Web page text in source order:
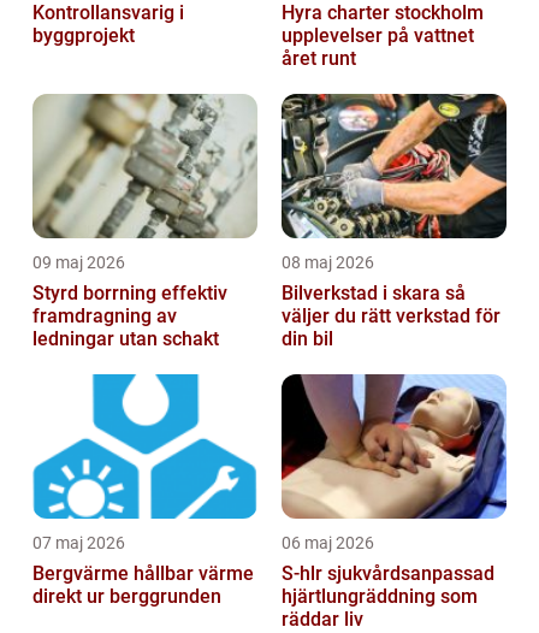
Kontrollansvarig i
byggprojekt
Hyra charter stockholm
upplevelser på vattnet
året runt
09 maj 2026
Styrd borrning effektiv
framdragning av
ledningar utan schakt
08 maj 2026
Bilverkstad i skara så
väljer du rätt verkstad för
din bil
07 maj 2026
Bergvärme hållbar värme
direkt ur berggrunden
06 maj 2026
S-hlr sjukvårdsanpassad
hjärtlungräddning som
räddar liv